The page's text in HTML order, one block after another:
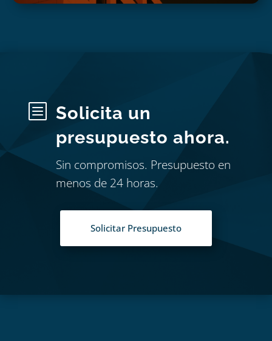
b
Solicita un
presupuesto ahora.
Sin compromisos. Presupuesto en
menos de 24 horas.
Solicitar Presupuesto